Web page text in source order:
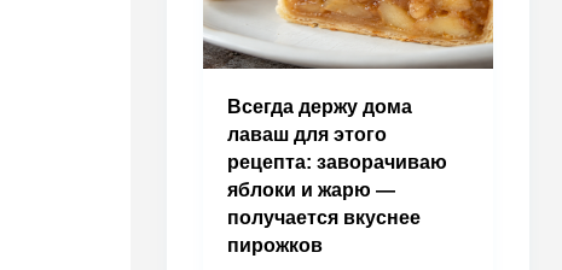
Всегда держу дома
лаваш для этого
рецепта: заворачиваю
яблоки и жарю —
получается вкуснее
пирожков